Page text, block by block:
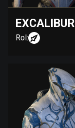
EXCALIBUR
Rol: